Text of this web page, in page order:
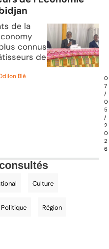
de la
connus
de
Blé
0
7
/
0
5
/
2
0
2
6
Culture
Politique Région